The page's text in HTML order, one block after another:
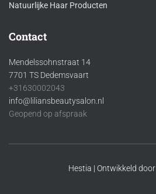
Natuurlijke Haar Producten
Contact
Mendelssohnstraat 14
7701 TS Dedemsvaart
+31630002043
info@liliansbeautysalon.nl
Geopend op afspraak
Hestia | Ontwikkeld door